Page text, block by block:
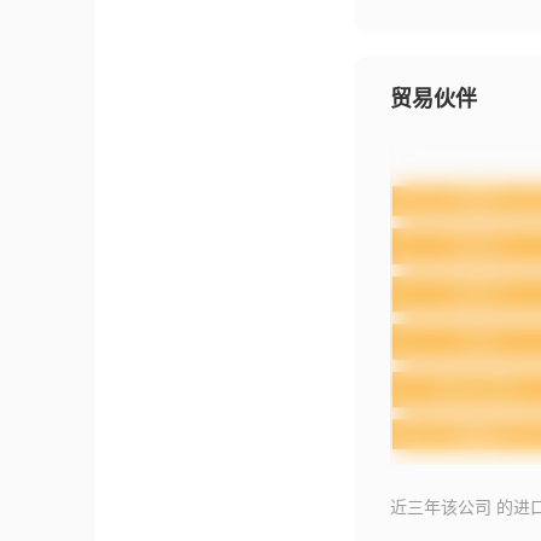
贸易伙伴
近三年该公司 的进